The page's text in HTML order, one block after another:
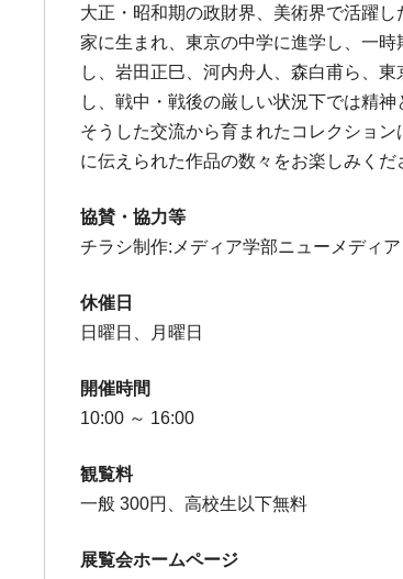
大正・昭和期の政財界、美術界で活躍
家に生まれ、東京の中学に進学し、一
し、岩田正巳、河内舟人、森白甫ら、
し、戦中・戦後の厳しい状況下では精
そうした交流から育まれたコレクショ
に伝えられた作品の数々をお楽しみくだ
協賛・協力等
チラシ制作:メディア学部ニューメディ
休催日
日曜日、月曜日
開催時間
10:00 ～ 16:00
観覧料
一般 300円、高校生以下無料
展覧会ホームページ